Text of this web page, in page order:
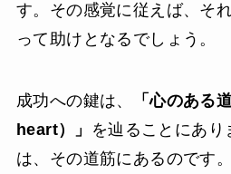
す。その感覚に従えば、そ
って助けとなるでしょう。
成功への鍵は、
「心のある
heart）」
を辿ることにあ
は、その道筋にあるのです